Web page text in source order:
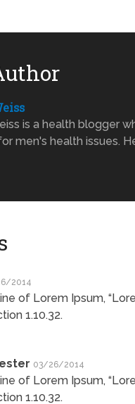
is a health blogger
men's health issues.
2014
of Lorem Ipsum,
1.10.32.
03/26/2014
of Lorem Ipsum,
1.10.32.